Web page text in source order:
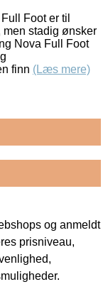
Foot er til
men stadig ønsker
Nova Full Foot
finn (Læs mere)
og anmeldt
prisniveau,